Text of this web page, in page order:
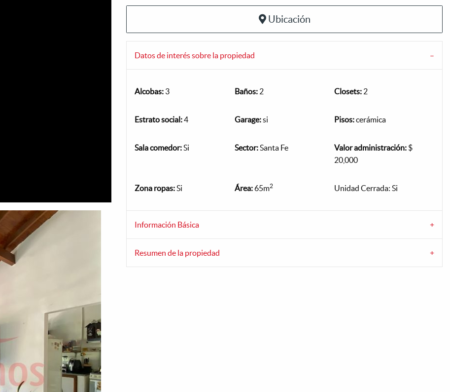
Ubicación
Datos de interés sobre la propiedad
Alcobas: 3 Baños:2 Closets: 2
Estrato social:4 Garage:si Pisos:cerámica
Sala comedor:Si Sector:Santa Fe Valor administración: $
20,000
Zona ropas:Si Área:65m2 Unidad Cerrada: Si
Información Básica
Resumen de la propiedad